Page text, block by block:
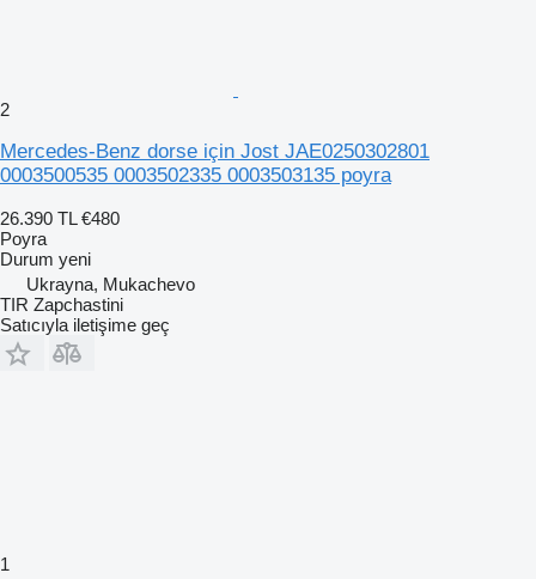
2
Mercedes-Benz dorse için Jost JAE0250302801
0003500535 0003502335 0003503135 poyra
26.390 TL €480
Poyra
Durum yeni
Ukrayna, Mukachevo
TIR Zapchastini
Satıcıyla iletişime geç
1